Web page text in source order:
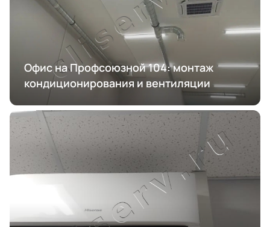
Офис на Профсоюзной 104: монтаж
кондиционирования и вентиляции